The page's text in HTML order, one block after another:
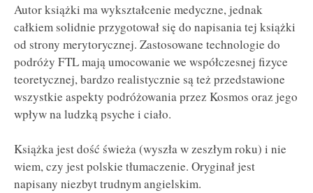
Autor książki ma wykształcenie medyczne, jednak
całkiem solidnie przygotował się do napisania tej książki
od strony merytorycznej. Zastosowane technologie do
podróży FTL mają umocowanie we współczesnej fizyce
teoretycznej, bardzo realistycznie są też przedstawione
wszystkie aspekty podróżowania przez Kosmos oraz jego
wpływ na ludzką psyche i ciało.
Książka jest dość świeża (wyszła w zeszłym roku) i nie
wiem, czy jest polskie tłumaczenie. Oryginał jest
napisany niezbyt trudnym angielskim.